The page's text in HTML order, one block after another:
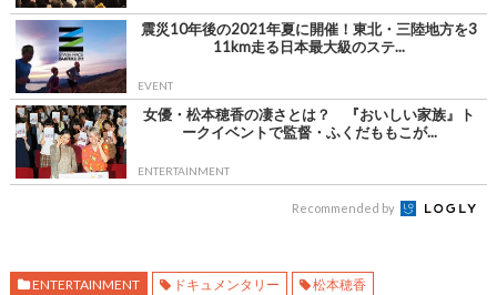
震災10年後の2021年夏に開催！東北・三陸地方を3
11km走る日本最大級のステ...
EVENT
女優・松本穂香の凄さとは？ 『おいしい家族』ト
ークイベントで監督・ふくだももこが...
ENTERTAINMENT
Recommended by
ENTERTAINMENT ドキュメンタリー 松本穂香